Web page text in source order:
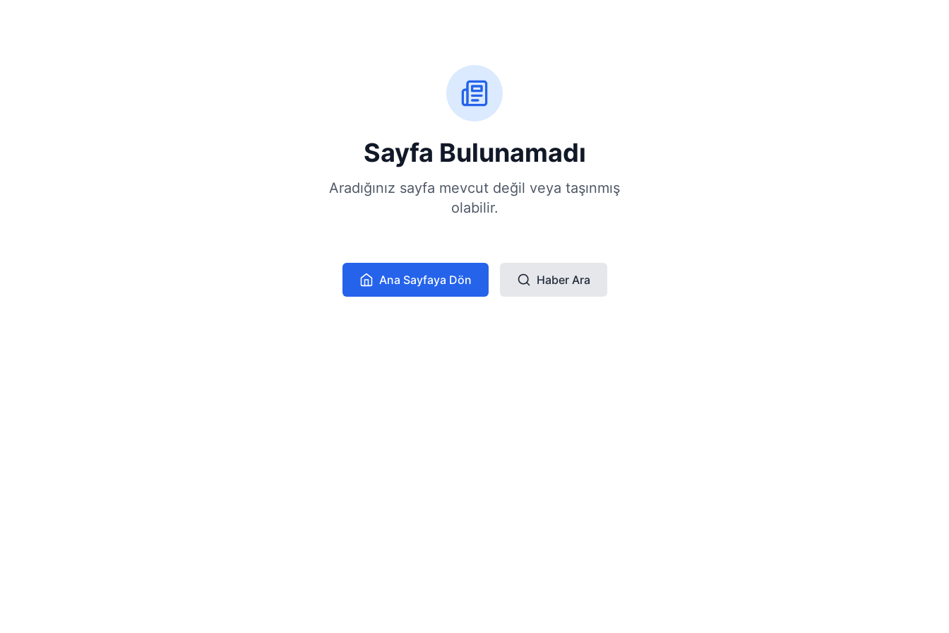
Sayfa Bulunamadı
Aradığınız sayfa mevcut değil veya taşınmış
olabilir.
Ana Sayfaya Dön Haber Ara